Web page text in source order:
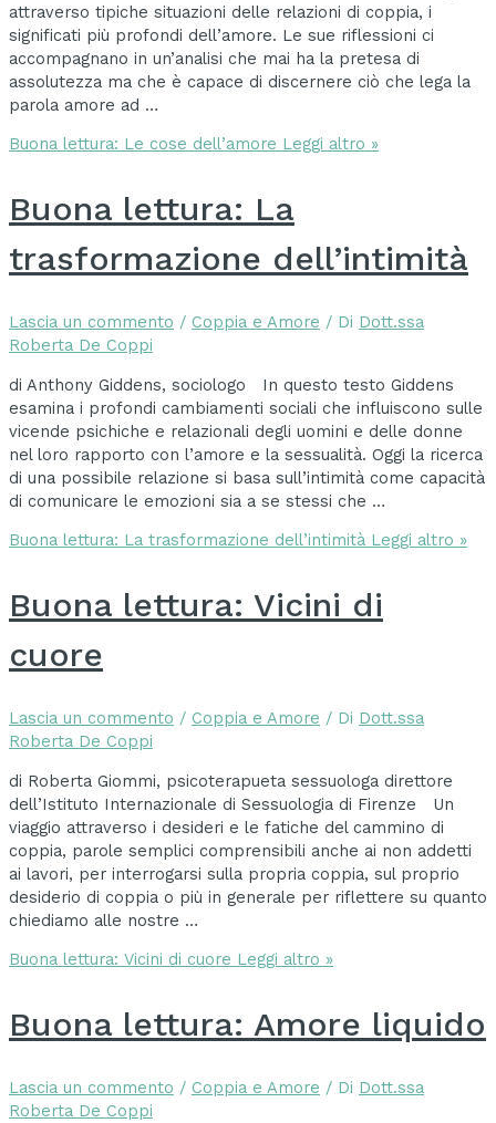
attraverso tipiche situazioni delle relazioni di coppia, i
significati più profondi dell’amore. Le sue riflessioni ci
accompagnano in un’analisi che mai ha la pretesa di
assolutezza ma che è capace di discernere ciò che lega la
parola amore ad …
Buona lettura: Le cose dell’amore Leggi altro »
Buona lettura: La
trasformazione dell’intimità
Lascia un commento / Coppia e Amore / Di Dott.ssa
Roberta De Coppi
di Anthony Giddens, sociologo In questo testo Giddens
esamina i profondi cambiamenti sociali che influiscono sulle
vicende psichiche e relazionali degli uomini e delle donne
nel loro rapporto con l’amore e la sessualità. Oggi la ricerca
di una possibile relazione si basa sull’intimità come capacità
di comunicare le emozioni sia a se stessi che …
Buona lettura: La trasformazione dell’intimità Leggi altro »
Buona lettura: Vicini di
cuore
Lascia un commento / Coppia e Amore / Di Dott.ssa
Roberta De Coppi
di Roberta Giommi, psicoterapueta sessuologa direttore
dell’Istituto Internazionale di Sessuologia di Firenze Un
viaggio attraverso i desideri e le fatiche del cammino di
coppia, parole semplici comprensibili anche ai non addetti
ai lavori, per interrogarsi sulla propria coppia, sul proprio
desiderio di coppia o più in generale per riflettere su quanto
chiediamo alle nostre …
Buona lettura: Vicini di cuore Leggi altro »
Buona lettura: Amore liquido
Lascia un commento / Coppia e Amore / Di Dott.ssa
Roberta De Coppi